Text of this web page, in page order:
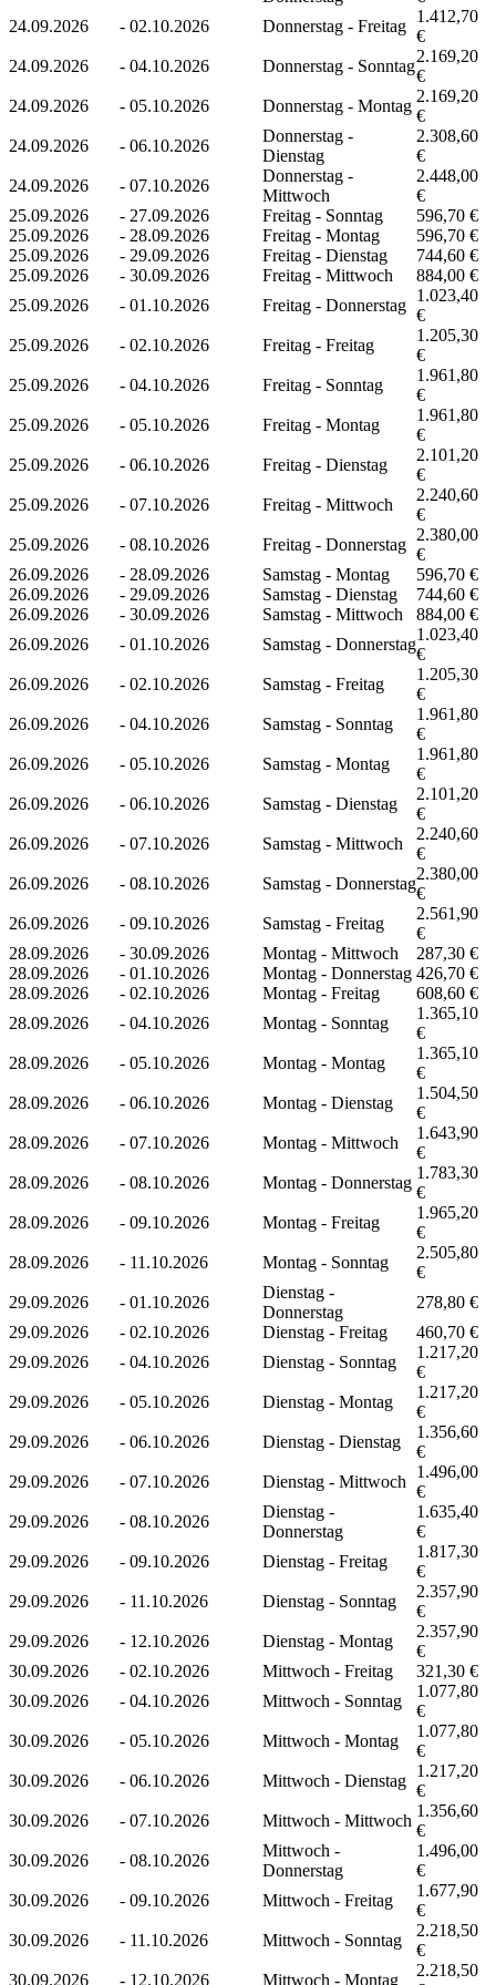
24.09.2026
- 02.10.2026 Donnerstag - Freitag
1.412,70
€
24.09.2026
- 04.10.2026 Donnerstag - Sonntag
2.169,20
€
24.09.2026
- 05.10.2026 Donnerstag - Montag
2.169,20
€
24.09.2026
- 06.10.2026
Donnerstag -
Dienstag
2.308,60
€
24.09.2026
- 07.10.2026
Donnerstag -
Mittwoch
2.448,00
€
25.09.2026
- 27.09.2026 Freitag - Sonntag
596,70 €
25.09.2026
- 28.09.2026 Freitag - Montag
596,70 €
25.09.2026
- 29.09.2026 Freitag - Dienstag
744,60 €
25.09.2026
- 30.09.2026 Freitag - Mittwoch
884,00 €
25.09.2026
- 01.10.2026 Freitag - Donnerstag
1.023,40
€
25.09.2026
- 02.10.2026 Freitag - Freitag
1.205,30
€
25.09.2026
- 04.10.2026 Freitag - Sonntag
1.961,80
€
25.09.2026
- 05.10.2026 Freitag - Montag
1.961,80
€
25.09.2026
- 06.10.2026 Freitag - Dienstag
2.101,20
€
25.09.2026
- 07.10.2026 Freitag - Mittwoch
2.240,60
€
25.09.2026
- 08.10.2026 Freitag - Donnerstag
2.380,00
€
26.09.2026
- 28.09.2026 Samstag - Montag
596,70 €
26.09.2026
- 29.09.2026 Samstag - Dienstag
744,60 €
26.09.2026
- 30.09.2026 Samstag - Mittwoch
884,00 €
26.09.2026
- 01.10.2026 Samstag - Donnerstag
1.023,40
€
26.09.2026
- 02.10.2026 Samstag - Freitag
1.205,30
€
26.09.2026
- 04.10.2026 Samstag - Sonntag
1.961,80
€
26.09.2026
- 05.10.2026 Samstag - Montag
1.961,80
€
26.09.2026
- 06.10.2026 Samstag - Dienstag
2.101,20
€
26.09.2026
- 07.10.2026 Samstag - Mittwoch
2.240,60
€
26.09.2026
- 08.10.2026 Samstag - Donnerstag
2.380,00
€
26.09.2026
- 09.10.2026 Samstag - Freitag
2.561,90
€
28.09.2026
- 30.09.2026 Montag - Mittwoch
287,30 €
28.09.2026
- 01.10.2026 Montag - Donnerstag 426,70 €
28.09.2026
- 02.10.2026 Montag - Freitag
608,60 €
28.09.2026
- 04.10.2026 Montag - Sonntag
1.365,10
€
28.09.2026
- 05.10.2026 Montag - Montag
1.365,10
€
28.09.2026
- 06.10.2026 Montag - Dienstag
1.504,50
€
28.09.2026
- 07.10.2026 Montag - Mittwoch
1.643,90
€
28.09.2026
- 08.10.2026 Montag - Donnerstag
1.783,30
€
28.09.2026
- 09.10.2026 Montag - Freitag
1.965,20
€
28.09.2026
- 11.10.2026 Montag - Sonntag
2.505,80
€
29.09.2026
- 01.10.2026
Dienstag -
Donnerstag
278,80 €
29.09.2026
- 02.10.2026 Dienstag - Freitag
460,70 €
29.09.2026
- 04.10.2026 Dienstag - Sonntag
1.217,20
€
29.09.2026
- 05.10.2026 Dienstag - Montag
1.217,20
€
29.09.2026
- 06.10.2026 Dienstag - Dienstag
1.356,60
€
29.09.2026
- 07.10.2026 Dienstag - Mittwoch
1.496,00
€
29.09.2026
- 08.10.2026
Dienstag -
Donnerstag
1.635,40
€
29.09.2026
- 09.10.2026 Dienstag - Freitag
1.817,30
€
29.09.2026
- 11.10.2026 Dienstag - Sonntag
2.357,90
€
29.09.2026
- 12.10.2026 Dienstag - Montag
2.357,90
€
30.09.2026
- 02.10.2026 Mittwoch - Freitag
321,30 €
30.09.2026
- 04.10.2026 Mittwoch - Sonntag
1.077,80
€
30.09.2026
- 05.10.2026 Mittwoch - Montag
1.077,80
€
30.09.2026
- 06.10.2026 Mittwoch - Dienstag
1.217,20
€
30.09.2026
- 07.10.2026 Mittwoch - Mittwoch
1.356,60
€
30.09.2026
- 08.10.2026
Mittwoch -
Donnerstag
1.496,00
€
30.09.2026
- 09.10.2026 Mittwoch - Freitag
1.677,90
€
30.09.2026
- 11.10.2026 Mittwoch - Sonntag
2.218,50
€
30.09.2026
- 12.10.2026 Mittwoch - Montag
2.218,50